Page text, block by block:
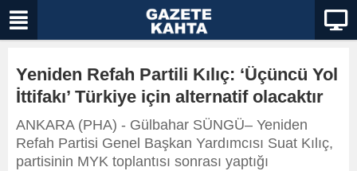
Yeniden Refah Partili Kılıç: ‘Üçüncü Yol
İttifakı’ Türkiye için alternatif olacaktır
ANKARA (PHA) - Gülbahar SÜNGÜ– Yeniden
Refah Partisi Genel Başkan Yardımcısı Suat Kılıç,
partisinin MYK toplantısı sonrası yaptığı